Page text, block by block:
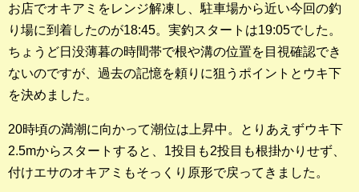
お店でオキアミをレンジ解凍し、駐車場から近い今回の釣
り場に到着したのが18:45。実釣スタートは19:05でした。
ちょうど日没薄暮の時間帯で根や溝の位置を目視確認でき
ないのですが、過去の記憶を頼りに狙うポイントとウキ下
を決めました。
20時頃の満潮に向かって潮位は上昇中。とりあえずウキ下
2.5mからスタートすると、1投目も2投目も根掛かりせず、
付けエサのオキアミもそっくり原形で戻ってきました。
クロダイ部門
メジナ部門
シロギス部門
過去の釣果ランキング
ブログ・釣行記